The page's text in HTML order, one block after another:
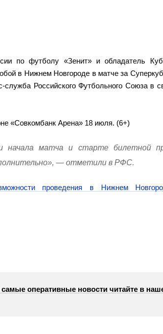
по футболу «Зенит» и обладатель
в Нижнем Новгороде в матче за
Российского Футбольного Союза в
«Совкомбанк Арена» 18 июля. (6+)
начала матча и старте билетной
— отметили в РФС.
проведения в Нижнем
оперативные новости читайте в